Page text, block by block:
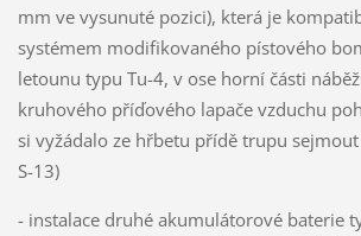
mm ve vysunuté pozici), která je
systémem modifikovaného pístového
letounu typu Tu-4, v ose horní části
kruhového příďového lapače vzduchu
si vyžádalo ze hřbetu přídě trupu
S-13)
- instalace druhé akumulátorové baterie